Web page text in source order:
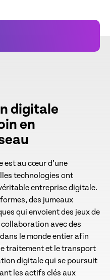
digitale
en
est au cœur d’une
technologies ont
entreprise digitale.
des jumeaux
qui envoient des jeux de
avec des
le monde entier afin
traitement et le transport
digitale qui se poursuit
les actifs clés aux